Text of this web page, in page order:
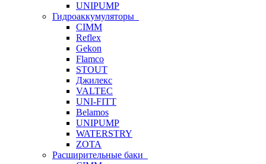
UNIPUMP
Гидроаккумуляторы
CIMM
Reflex
Gekon
Flamco
STOUT
Джилекс
VALTEC
UNI-FITT
Belamos
UNIPUMP
WATERSTRY
ZOTA
Расширительные баки